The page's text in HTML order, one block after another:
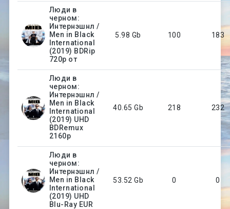
Люди в
черном:
Интернэшнл /
Men in Black
International
(2019) BDRip
720p от
5.98 Gb 100 183
Люди в
черном:
Интернэшнл /
Men in Black
International
(2019) UHD
BDRemux
2160p
40.65 Gb 218 232
Люди в
черном:
Интернэшнл /
Men in Black
International
(2019) UHD
Blu-Ray EUR
53.52 Gb 0 0